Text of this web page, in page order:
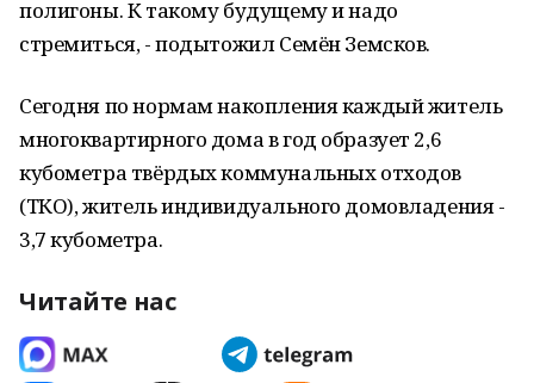
полигоны. К такому будущему и надо
стремиться, - подытожил Семён Земсков.
Сегодня по нормам накопления каждый житель
многоквартирного дома в год образует 2,6
кубометра твёрдых коммунальных отходов
(ТКО), житель индивидуального домовладения -
3,7 кубометра.
Читайте нас